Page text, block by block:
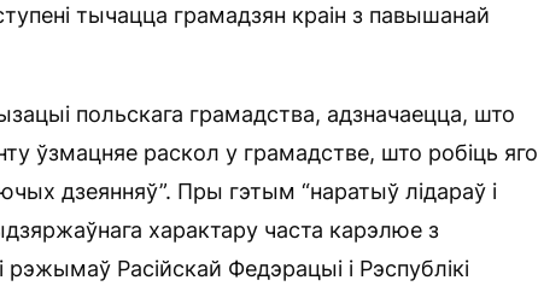
тычацца грамадзян краін з павышанай
польскага грамадства, адзначаецца, што
ўзмацняе раскол у грамадстве, што робіць яго
дзеянняў”. Пры гэтым “наратыў лідараў і
характару часта карэлюе з
Расійскай Федэрацыі і Рэспублікі